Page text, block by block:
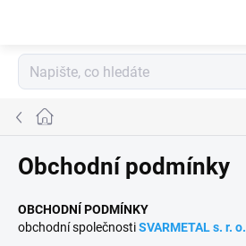
Domů
Obchodní podmínky
OBCHODNÍ PODMÍNKY
obchodní společnostiSVARMETAL s. r. o.